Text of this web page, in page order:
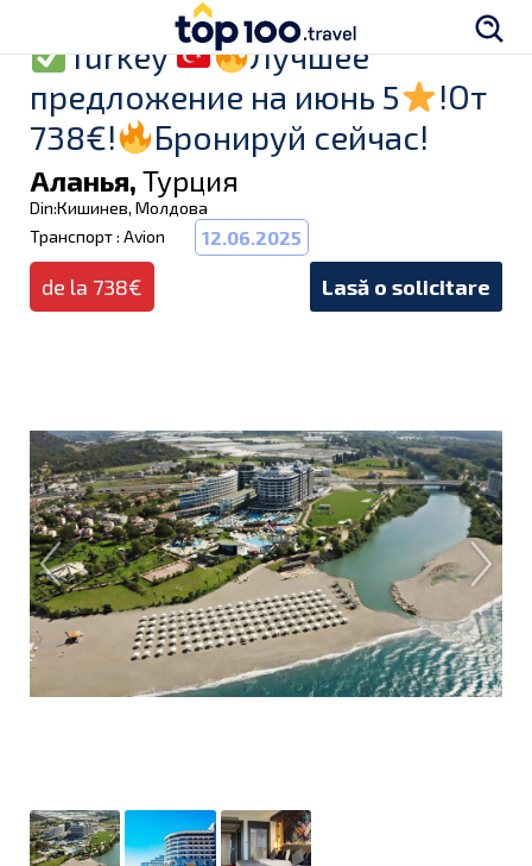
Turkey
Лучшее
предложение на июнь 5
!От
738€!
Бронируй сейчас!
Аланья, Турция
Din:Кишинев, Молдова
Транспорт : Avion
12.06.2025
de la 738€ Lasă o solicitare